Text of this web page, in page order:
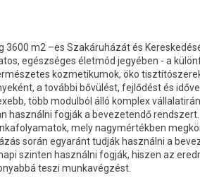
m2 –es Szakáruházát és
egészséges életmód jegyében - a
kozmetikumok, öko
a további bővülést, fejlődést és
több modulból álló komplex
használni fogják a bevezetendő
mely nagymértékben
során egyaránt tudják használni a
szinten használni fogják, hiszen az
teszi munkavégzést.